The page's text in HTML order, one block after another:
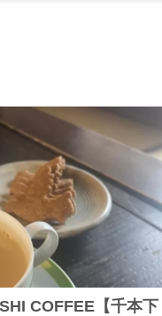
COFFEE【千本下